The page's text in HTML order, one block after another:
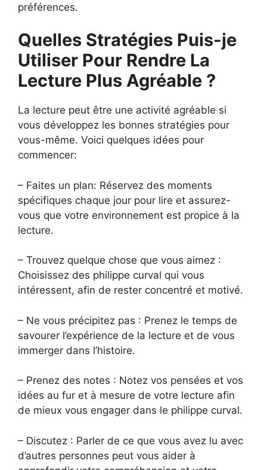
préférences.
Quelles Stratégies Puis-je
Utiliser Pour Rendre La
Lecture Plus Agréable ?
La lecture peut être une activité agréable si
vous développez les bonnes stratégies pour
vous-même. Voici quelques idées pour
commencer:
– Faites un plan: Réservez des moments
spécifiques chaque jour pour lire et assurez-
vous que votre environnement est propice à la
lecture.
– Trouvez quelque chose que vous aimez :
Choisissez des philippe curval qui vous
intéressent, afin de rester concentré et motivé.
– Ne vous précipitez pas : Prenez le temps de
savourer l’expérience de la lecture et de vous
immerger dans l’histoire.
– Prenez des notes : Notez vos pensées et vos
idées au fur et à mesure de votre lecture afin
de mieux vous engager dans le philippe curval.
– Discutez : Parler de ce que vous avez lu avec
d’autres personnes peut vous aider à